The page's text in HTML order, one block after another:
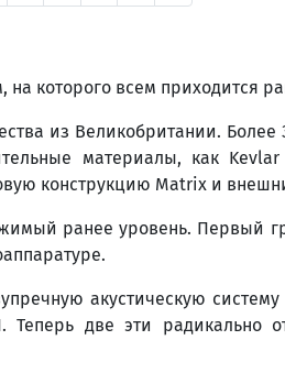
которого всем приходится
из Великобритании. Более
материалы, как
конструкцию Matrix и
ранее уровень. Первый
акустическую
две эти радикально